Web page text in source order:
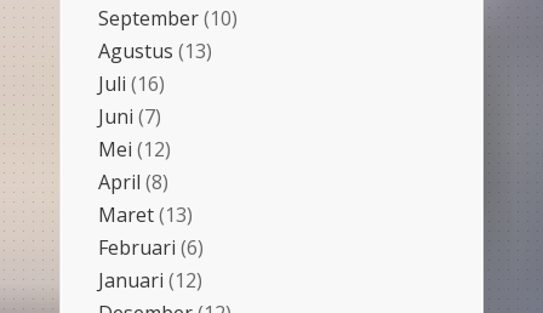
September(10)
Agustus (13)
Juli (16)
Juni (7)
Mei (12)
April (8)
Maret(13)
Februari (6)
Januari (12)